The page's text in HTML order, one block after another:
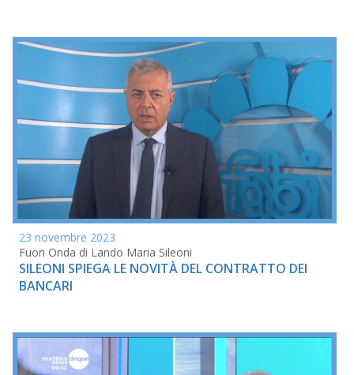
23 novembre 2023
Fuori Onda di Lando Maria Sileoni
SILEONI SPIEGA LE NOVITÀ DEL CONTRATTO DEI
BANCARI